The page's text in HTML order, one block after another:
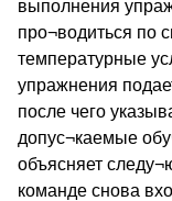
выполнения
про¬водиться по
температурные
упражнения
после чего
допус¬каемые
объясняет
команде снова